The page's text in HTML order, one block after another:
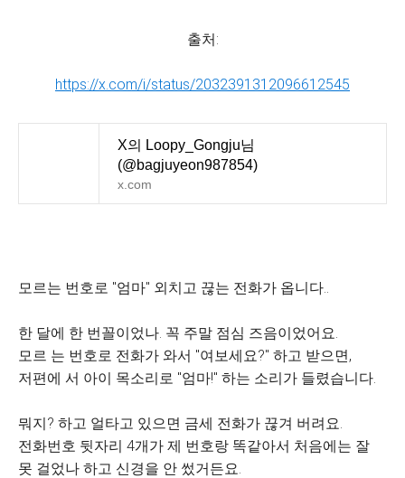
출처:
https://x.com/i/status/2032391312096612545
X의 Loopy_Gongju님
(@bagjuyeon987854)
x.com
모르는 번호로 "엄마" 외치고 끊는 전화가 옵니다..
한 달에 한 번꼴이었나. 꼭 주말 점심 즈음이었어요.
모르 는 번호로 전화가 와서 "여보세요?" 하고 받으면,
저편에 서 아이 목소리로 "엄마!" 하는 소리가 들렸습니다.
뭐지? 하고 얼타고 있으면 금세 전화가 끊겨 버려요.
전화번호 뒷자리 4개가 제 번호랑 똑같아서 처음에는 잘
못 걸었나 하고 신경을 안 썼거든요.